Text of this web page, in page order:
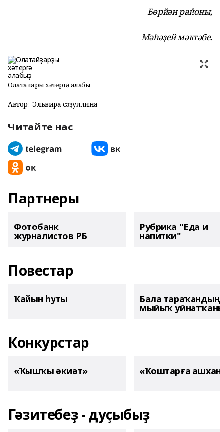
Бөрйән районы,
Мәһәҙей мәктәбе.
Олатайҙарҙы хәтергә алабыҙ
Автор: Эльвира Әсәҙуллина
Читайте нас
Партнеры
Фотобанк
журналистов РБ
Рубрика "Еда и
напитки"
Повестар
Ҡайын һуты Бала тараҡандың
мыйыҡ
Конкурстар
«Ҡышҡы әкиәт» «Ҡоштарға
Гәзитебеҙ - дуҫыбыҙ